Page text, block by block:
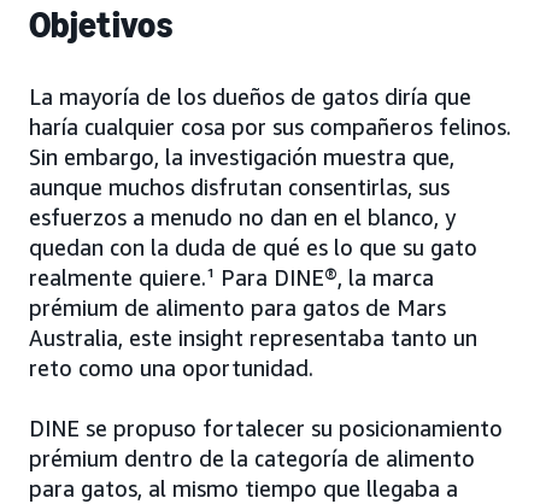
Objetivos
La mayoría de los dueños de gatos diría que
haría cualquier cosa por sus compañeros felinos.
Sin embargo, la investigación muestra que,
aunque muchos disfrutan consentirlas, sus
esfuerzos a menudo no dan en el blanco, y
quedan con la duda de qué es lo que su gato
realmente quiere.¹ Para DINE®, la marca
prémium de alimento para gatos de Mars
Australia, este insight representaba tanto un
reto como una oportunidad.
DINE se propuso fortalecer su posicionamiento
prémium dentro de la categoría de alimento
para gatos, al mismo tiempo que llegaba a